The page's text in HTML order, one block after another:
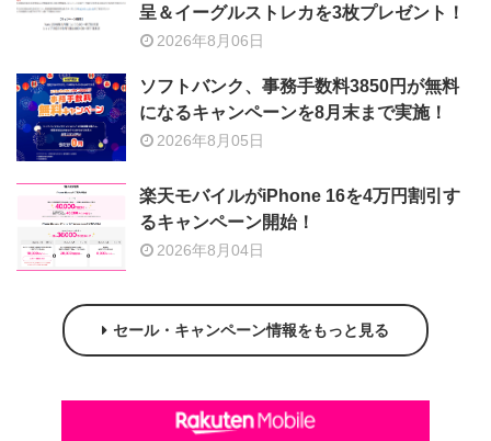
呈＆イーグルストレカを3枚プレゼント！
2026年8月06日
ソフトバンク、事務手数料3850円が無料
になるキャンペーンを8月末まで実施！
2026年8月05日
楽天モバイルがiPhone 16を4万円割引す
るキャンペーン開始！
2026年8月04日
セール・キャンペーン情報をもっと見る